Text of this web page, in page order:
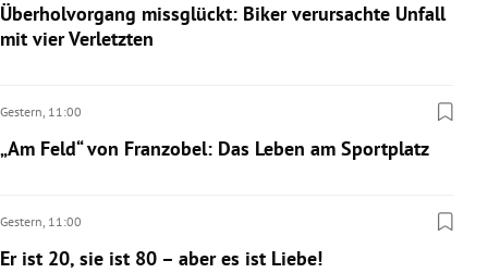
Überholvorgang missglückt: Biker verursachte Unfall
mit vier Verletzten
Gestern, 11:00
„Am Feld“ von Franzobel: Das Leben am Sportplatz
Gestern, 11:00
Er ist 20, sie ist 80 – aber es ist Liebe!